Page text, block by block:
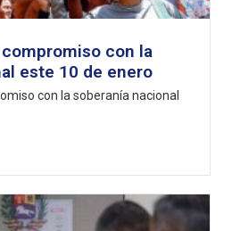
con la
este 10 de enero
con la soberanía nacional